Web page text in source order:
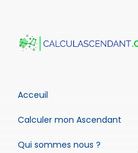
Acceuil
Calculer mon Ascendant
Qui sommes nous ?